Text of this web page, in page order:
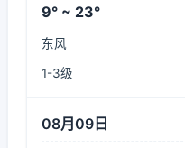
9° ~ 23°
东风
1-3级
08月09日